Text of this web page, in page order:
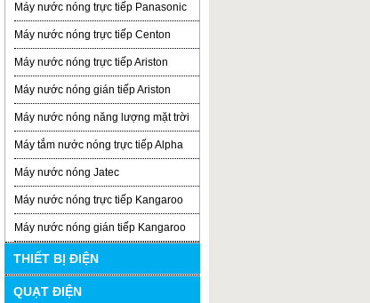
Máy nước nóng trực tiếp Panasonic
Máy nước nóng trực tiếp Centon
Máy nước nóng trực tiếp Ariston
Máy nước nóng gián tiếp Ariston
Máy nước nóng năng lượng mặt trời
Máy tắm nước nóng trực tiếp Alpha
Máy nước nóng Jatec
Máy nước nóng trực tiếp Kangaroo
Máy nước nóng gián tiếp Kangaroo
THIẾT BỊ ĐIỆN
QUẠT ĐIỆN